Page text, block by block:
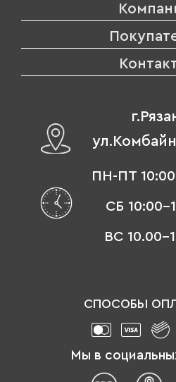
ПН-ПТ
СБ 10:00-
ВС 10.00-
СПОСОБЫ
Мы в